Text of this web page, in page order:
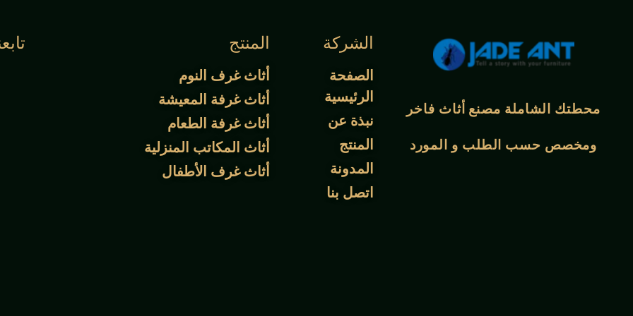
محطتك الشاملة مصنع أثاث فاخر
ومخصص حسب الطلب و المورد
الشركة
الصفحة
الرئيسية
نبذة عن
المنتج
المدونة
اتصل بنا
المنتج
أثاث غرف النوم
أثاث غرفة المعيشة
أثاث غرفة الطعام
أثاث المكاتب المنزلية
أثاث غرف الأطفال